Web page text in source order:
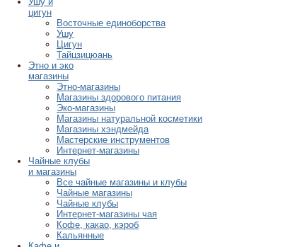
цигун
Восточные единоборства
Ушу
Цигун
Тайцзицюань
Этно и эко
магазины
Этно-магазины
Магазины здорового питания
Эко-магазины
Магазины натуральной косметики
Магазины хэндмейда
Мастерские инструментов
Интернет-магазины
Чайные клубы
и магазины
Все чайные магазины и клубы
Чайные магазины
Чайные клубы
Интернет-магазины чая
Кофе, какао, кэроб
Кальянные